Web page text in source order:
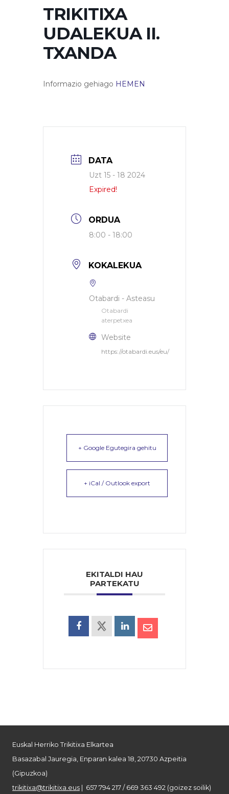
TRIKITIXA
UDALEKUA II.
TXANDA
Informazio gehiago HEMEN
DATA
Uzt 15 - 18 2024
Expired!
ORDUA
8:00 - 18:00
KOKALEKUA
Otabardi - Asteasu
Otabardi
aterpetxea
Website
https://otabardi.eus/eu/
+ Google Egutegira gehitu
+ iCal / Outlook export
EKITALDI HAU
PARTEKATU
Euskal Herriko Trikitixa Elkartea
Basazabal Jauregia, Enparan kalea 18, 20730 Azpeitia
(Gipuzkoa)
trikitixa@trikitixa.eus | 657 794 217 / 669 363 492 (goizez soilik)